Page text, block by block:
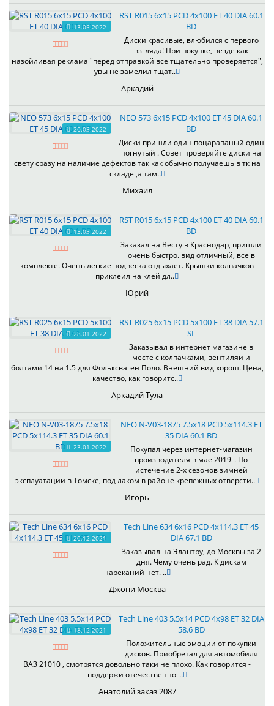
13.05.2022
RST R015 6x15 PCD 4x100 ET 40 DIA 60.1
BD
Диски красивые, влюбился с первого
взгляда! При покупке, везде как
назойливая реклама "перед отправкой все тщательно проверяется",
увы не замелил тщат..
Аркадий
20.03.2022
NEO 573 6x15 PCD 4x100 ET 45 DIA 60.1
BD
Диски пришли один поцарапаный один
погнутый . Совет проверяйте диски на
свету сразу на наличие дефектов так как обычно получаешь в тк на
складе ,а там..
Михаил
13.03.2022
RST R015 6x15 PCD 4x100 ET 40 DIA 60.1
BD
Заказал на Весту в Краснодар, пришли
очень быстро. вид отличный, все в
комплекте. Очень легкие подвеска отдыхает. Крышки колпачков
приклеил на клей дл..
Юрий
28.01.2022
RST R025 6x15 PCD 5x100 ET 38 DIA 57.1
SL
Заказывал в интернет магазине в
месте с колпачками, вентиляи и
болтами 14 на 1.5 для Фольксваген Поло. Внешний вид хорош. Цена,
качество, как говоритс..
Аркадий Тула
23.01.2022
NEO N-V03-1875 7.5x18 PCD 5x114.3 ET
35 DIA 60.1 BD
Покупал через интернет-магазин
производителя в мае 2019г. По
истечение 2-х сезонов зимней
эксплуатации в Томске, под лаком в районе крепежных отверсти..
Игорь
20.12.2021
Tech Line 634 6x16 PCD 4x114.3 ET 45
DIA 67.1 BD
Заказывал на Элантру, до Москвы за 2
дня. Чему очень рад. К дискам
нареканий нет. ..
Джони Москва
18.12.2021
Tech Line 403 5.5x14 PCD 4x98 ET 32 DIA
58.6 BD
Положительные эмоции от покупки
дисков. Приобретал для автомобиля
ВАЗ 21010 , смотрятся довольно таки не плохо. Как говорится -
поддержи отечественног..
Анатолий заказ 2087